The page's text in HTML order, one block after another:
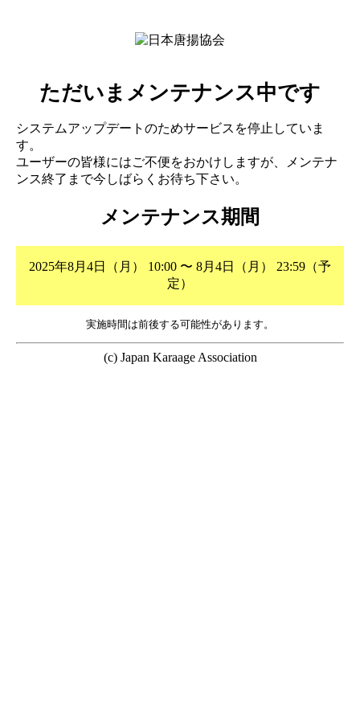
ただいまメンテナンス中です
システムアップデートのためサービスを停止していま
す。
ユーザーの皆様にはご不便をおかけしますが、メンテナ
ンス終了まで今しばらくお待ち下さい。
メンテナンス期間
2025年8月4日（月） 10:00 〜 8月4日（月） 23:59（予
定）
実施時間は前後する可能性があります。
(c) Japan Karaage Association